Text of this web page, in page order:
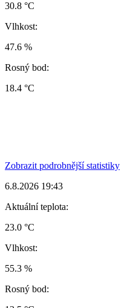
30.8 °C
Vlhkost:
47.6 %
Rosný bod:
18.4 °C
Zobrazit podrobnější statistiky
6.8.2026 19:43
Aktuální teplota:
23.0 °C
Vlhkost:
55.3 %
Rosný bod: